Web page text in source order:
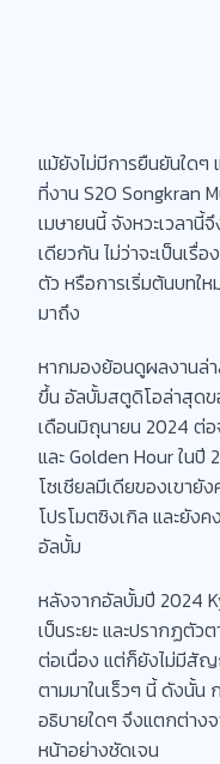
แม้ยังไม่มีการยืนยันใด
ที่งาน S2O Songkran
เมษายนนี้ จังหวะเวลานี้
เดียวกัน ไม่ว่าจะเป็นเรื่
ตัว หรือการเริ่มต้นบทใ
มาถึง
หากมองย้อนดูผลงานล่
ขึ้น อัลบั้มสตูดิโอล่าสุดข
เดือนมิถุนายน 2024 ต่
และ Golden Hour ใน
โซเชียลมีเดียของเขายั
โปรโมตซิงเกิล และยัง
อัลบั้ม
หลังจากอัลบั้มปี 2024
เป็นระยะ และปรากฏตั
ต่อเนื่อง แต่ก็ยังไม่มีสั
ตามมาในเร็วๆ นี้ ดังนั้น
อธิบายใดๆ จึงแตกต่าง
หน้าอย่างชัดเจน